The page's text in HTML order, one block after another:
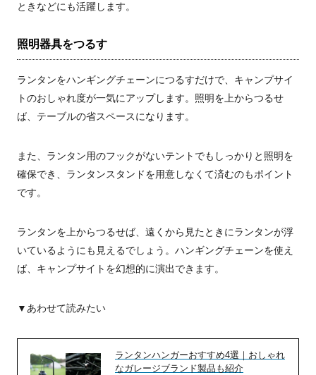
ときなどにも活躍します。
照明器具をつるす
ランタンをハンギングチェーンにつるすだけで、キャンプサイ
トのおしゃれ度が一気にアップします。照明を上からつるせ
ば、テーブルの省スペースになります。
また、ランタン用のフックがないテントでもしっかりと照明を
確保でき、ランタンスタンドを用意しなくて済むのもポイント
です。
ランタンを上からつるせば、遠くから見たときにランタンが浮
いているようにも見えるでしょう。ハンギングチェーンを使え
ば、キャンプサイトを幻想的に演出できます。
▼あわせて読みたい
ランタンハンガーおすすめ4選｜おしゃれ
なガレージブランド製品も紹介